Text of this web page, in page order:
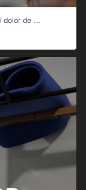
dolor de ...
tolerar...